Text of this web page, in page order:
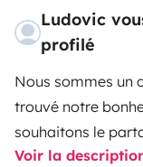
Ludovic
profilé
Nous sommes un
trouvé notre
souhaitons le
C’est un
Voir la